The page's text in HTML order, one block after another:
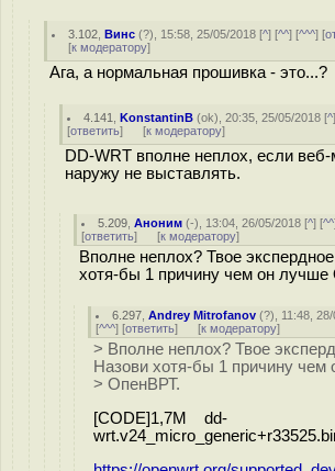
3.102 ,Винс (?), 15:58, 25/05/2018 [^] [^^] [^^^] [
[к модератору]
Ага, а нормальная прошивка - это...?
4.141 ,KonstantinB (ok), 20:35, 25/05/2018 [^
[ответить] [к модератору]
DD-WRT вполне неплох, если
наружу не выставлять.
5.209 ,Аноним (-), 13:04, 26/05/2018 [^] [^^
[ответить] [к модератору]
Вполне неплох? Твое
хотя-бы 1 причину чем он лучше
6.297 ,Andrey Mitrofanov (?), 11:48,
[^^^] [ответить] [к модератору]
> Вполне неплох? Твое
Назови хотя-бы 1 причину чем
> ОпенВРТ.
[CODE]1,7M dd-